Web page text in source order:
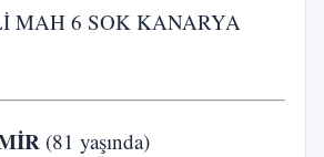
MAH 6 SOK KANARYA
(81 yaşında)